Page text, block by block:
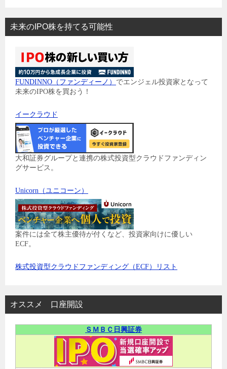
未来のIPO株を持てる可能性
FUNDINNO（ファンディーノ） でエンジェル投資家となって
未来のIPO株を買おう！
イークラウド
大和証券グループと連携の株式投資型クラウドファンディン
グサービス。
Unicorn（ユニコーン）
案件には全て株主優待が付くなど、投資家向けに優しい
ECF。
株式投資型クラウドファンディング（ECF）リスト
オススメ 口座開設
ＳＭＢＣ日興証券